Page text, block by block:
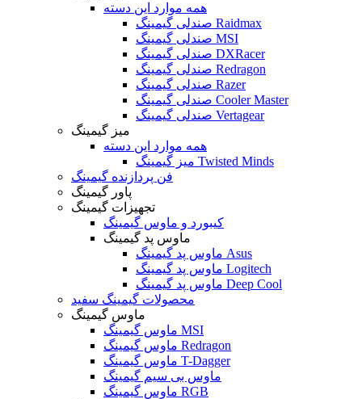
همه موارد این دسته
صندلی گیمینگ Raidmax
صندلی گیمینگ MSI
صندلی گیمینگ DXRacer
صندلی گیمینگ Redragon
صندلی گیمینگ Razer
صندلی گیمینگ Cooler Master
صندلی گیمینگ Vertagear
میز گیمینگ
همه موارد این دسته
میز گیمینگ Twisted Minds
فن پردازنده گیمینگ
پاور گیمینگ
تجهیزات گیمینگ
کیبورد و ماوس گیمینگ
ماوس پد گیمینگ
ماوس پد گیمینگ Asus
ماوس پد گیمینگ Logitech
ماوس پد گیمینگ Deep Cool
محصولات گیمینگ سفید
ماوس گیمینگ
ماوس گیمینگ MSI
ماوس گیمینگ Redragon
ماوس گیمینگ T-Dagger
ماوس بی سیم گیمینگ
ماوس گیمینگ RGB